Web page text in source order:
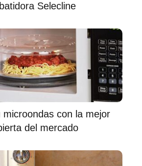
Selecline
microondas con la mejor
del mercado